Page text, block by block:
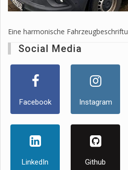
Eine harmonische
Social Media
Facebook Instagram
LinkedIn Github